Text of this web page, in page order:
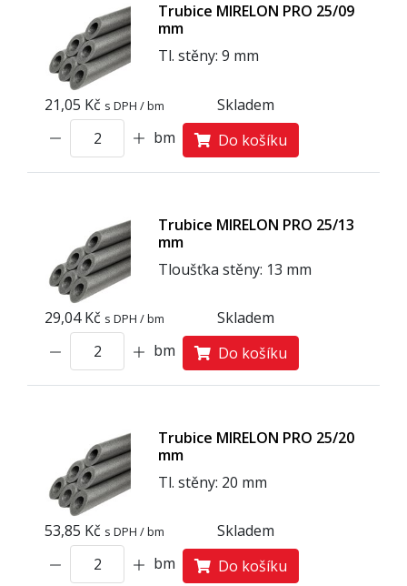
Trubice MIRELON PRO 25/09
mm
Tl. stěny: 9 mm
21,05 Kč s DPH / bm
Skladem
bm
Do košíku
Trubice MIRELON PRO 25/13
mm
Tloušťka stěny: 13 mm
29,04 Kč s DPH / bm
Skladem
bm
Do košíku
Trubice MIRELON PRO 25/20
mm
Tl. stěny: 20 mm
53,85 Kč s DPH / bm
Skladem
bm
Do košíku